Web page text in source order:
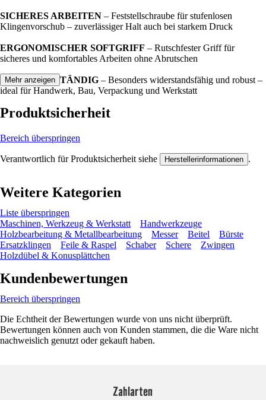
SICHERES ARBEITEN – Feststellschraube für stufenlosen
Klingenvorschub – zuverlässiger Halt auch bei starkem Druck
ERGONOMISCHER SOFTGRIFF – Rutschfester Griff für
sicheres und komfortables Arbeiten ohne Abrutschen
ACETONBESTÄNDIG – Besonders widerstandsfähig und robust –
ideal für Handwerk, Bau, Verpackung und Werkstatt
Mehr anzeigen
Produktsicherheit
Bereich überspringen
Verantwortlich für Produktsicherheit siehe Herstellerinformationen .
Weitere Kategorien
Liste überspringen
Maschinen, Werkzeug & Werkstatt
Handwerkzeuge
Holzbearbeitung & Metallbearbeitung
Messer Beitel
Bürste
Ersatzklingen
Feile & Raspel Schaber Schere
Zwingen
Holzdübel & Konusplättchen
Kundenbewertungen
Bereich überspringen
Die Echtheit der Bewertungen wurde von uns nicht überprüft.
Bewertungen können auch von Kunden stammen, die die Ware nicht
nachweislich genutzt oder gekauft haben.
Zahlarten